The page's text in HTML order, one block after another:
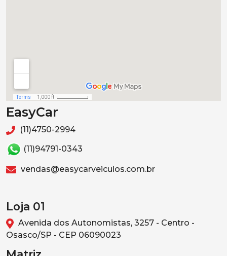
EasyCar
(11)4750-2994
(11)94791-0343
vendas@easycarveiculos.com.br
Loja 01
Avenida dos Autonomistas, 3257 - Centro -
Osasco/SP - CEP 06090023